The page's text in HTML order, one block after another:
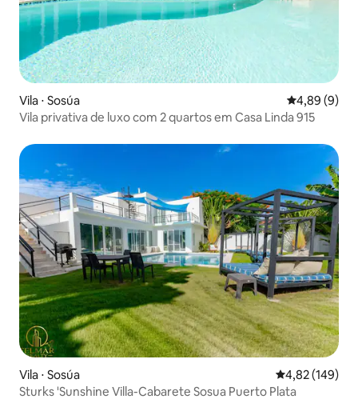
Vila ⋅ Sosúa 4,89 de uma
4,89 (9)
Vila privativa de luxo com 2 quartos em Casa Linda 915
Vila ⋅ Sosúa 4,82 de uma
4,82 (149)
Sturks 'Sunshine Villa-Cabarete Sosua Puerto Plata